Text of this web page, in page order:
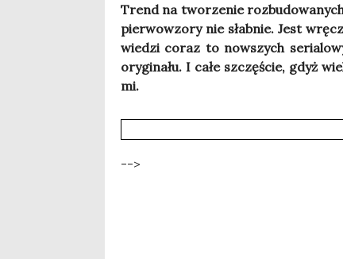
Trend na two­rze­nie
pier­wo­wzo­ry nie słab­nie. Jest
wie­dzi coraz to now­szych
ory­gi­na­łu. I całe szczę­ście, gdyż
mi.
-->